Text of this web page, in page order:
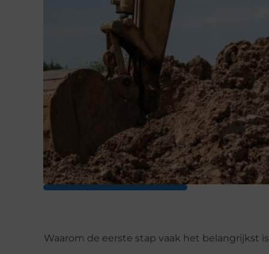
Waarom de eerste stap vaak het belangrijkst is